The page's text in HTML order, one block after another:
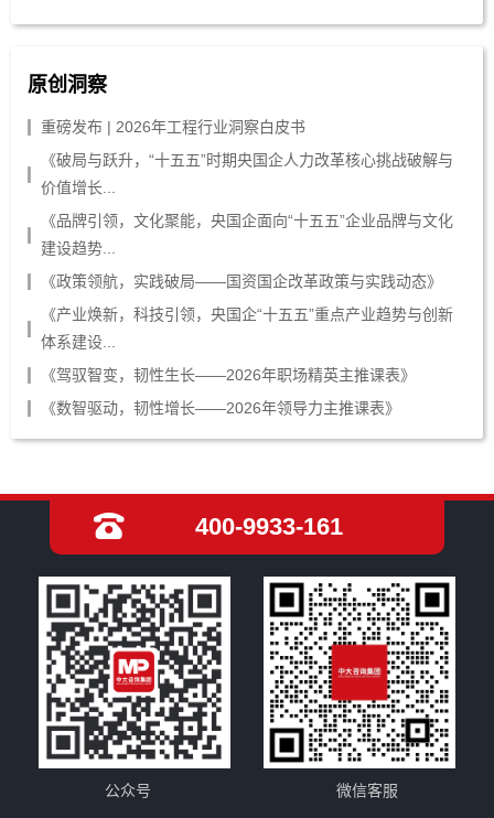
原创洞察
重磅发布 | 2026年工程行业洞察白皮书
《破局与跃升，“十五五”时期央国企人力改革核心挑战破解与
价值增长...
《品牌引领，文化聚能，央国企面向“十五五”企业品牌与文化
建设趋势...
《政策领航，实践破局——国资国企改革政策与实践动态》
《产业焕新，科技引领，央国企“十五五”重点产业趋势与创新
体系建设...
《驾驭智变，韧性生长——2026年职场精英主推课表》
《数智驱动，韧性增长——2026年领导力主推课表》
400-9933-161
公众号 微信客服